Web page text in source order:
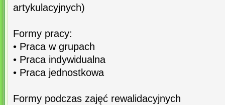
artykulacyjnych)
Formy pracy:
• Praca w grupach
• Praca indywidualna
• Praca jednostkowa
Formy podczas zajęć rewalidacyjnych